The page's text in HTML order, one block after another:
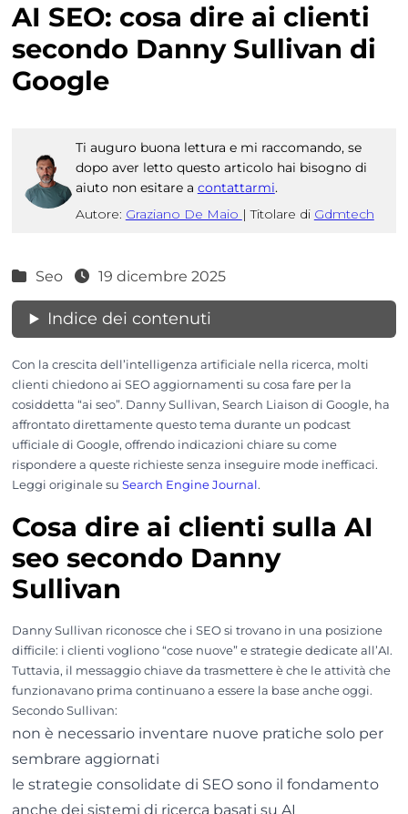
AI SEO: cosa dire ai clienti
secondo Danny Sullivan di
Google
Ti auguro buona lettura e mi raccomando, se
dopo aver letto questo articolo hai bisogno di
aiuto non esitare a contattarmi.
Autore: Graziano De Maio | Titolare di Gdmtech
Seo 19 dicembre 2025
Indice dei contenuti
Con la crescita dell’intelligenza artificiale nella ricerca, molti
clienti chiedono ai SEO aggiornamenti su cosa fare per la
cosiddetta “ai seo”. Danny Sullivan, Search Liaison di Google, ha
affrontato direttamente questo tema durante un podcast
ufficiale di Google, offrendo indicazioni chiare su come
rispondere a queste richieste senza inseguire mode inefficaci.
Leggi originale su Search Engine Journal.
Cosa dire ai clienti sulla AI
seo secondo Danny
Sullivan
Danny Sullivan riconosce che i SEO si trovano in una posizione
difficile: i clienti vogliono “cose nuove” e strategie dedicate all’AI.
Tuttavia, il messaggio chiave da trasmettere è che le attività che
funzionavano prima continuano a essere la base anche oggi.
Secondo Sullivan:
non è necessario inventare nuove pratiche solo per
sembrare aggiornati
le strategie consolidate di SEO sono il fondamento
anche dei sistemi di ricerca basati su AI